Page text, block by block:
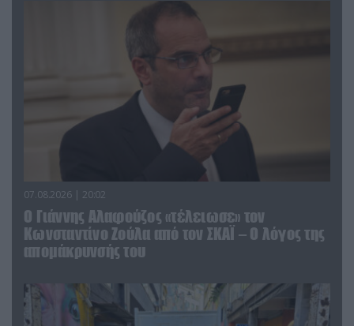
07.08.2026 | 20:02
Ο Γιάννης Αλαφούζος «τέλειωσε» τον
Κωνσταντίνο Ζούλα από τον ΣΚΑΪ – Ο λόγος της
απομάκρυνσής του